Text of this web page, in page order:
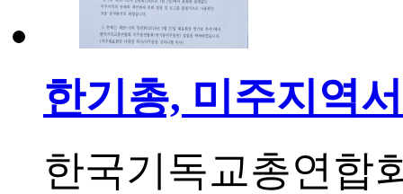
한기총, 미주지역
한국기독교총연합